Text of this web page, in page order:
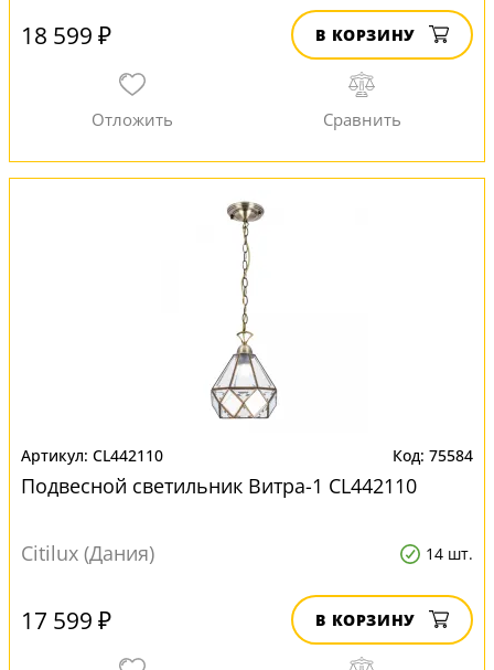
18 599 ₽ В КОРЗИНУ
CL442110 75584
Подвесной светильник Витра-1 CL442110
Citilux (Дания) 14 шт.
17 599 ₽ В КОРЗИНУ